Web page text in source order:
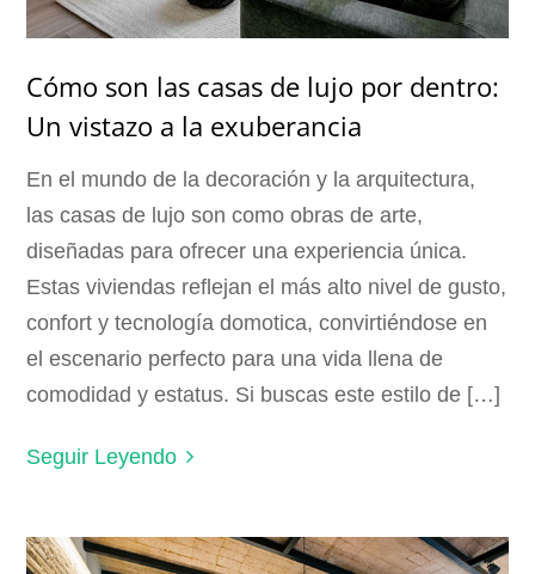
Cómo son las casas de lujo por dentro:
Un vistazo a la exuberancia
En el mundo de la decoración y la arquitectura,
las casas de lujo son como obras de arte,
diseñadas para ofrecer una experiencia única.
Estas viviendas reflejan el más alto nivel de gusto,
confort y tecnología domotica, convirtiéndose en
el escenario perfecto para una vida llena de
comodidad y estatus. Si buscas este estilo de […]
Seguir Leyendo